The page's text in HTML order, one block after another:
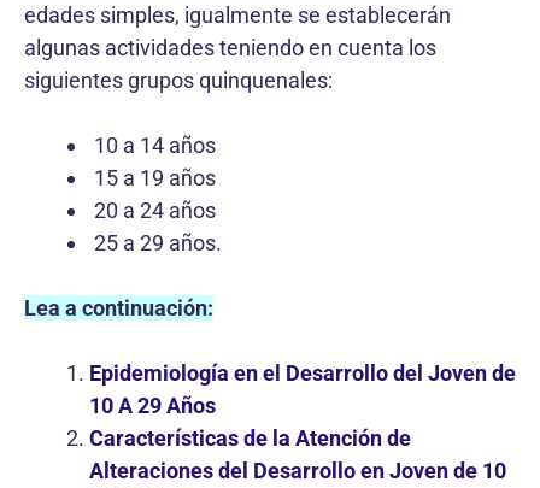
edades simples, igualmente se establecerán
algunas actividades teniendo en cuenta los
siguientes grupos quinquenales:
10 a 14 años
15 a 19 años
20 a 24 años
25 a 29 años.
Lea a continuación:
Epidemiología en el Desarrollo del Joven de
10 A 29 Años
Características de la Atención de
Alteraciones del Desarrollo en Joven de 10